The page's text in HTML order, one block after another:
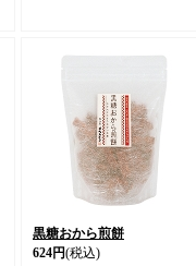
黒糖おから煎餅
624円(税込)